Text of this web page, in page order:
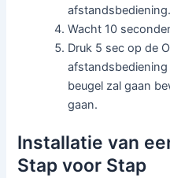
afstandsbediening.
Wacht 10
Druk 5 sec op de
beugel zal gaan
gaan.
Installatie van
Stap voor Stap